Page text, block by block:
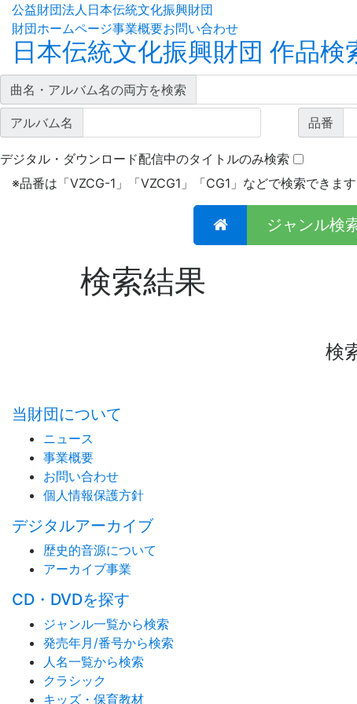
公益財団法人日本伝統文化振興財団
財団ホームページ事業概要お問い合わせ
日本伝統文化振興財団 作品検
曲名・アルバム名の両方を検索
アルバム名 品番
デジタル・ダウンロード配信中のタイトルのみ検索
※品番は「VZCG-1」「VZCG1」「CG1」などで検索できます
ジャンル検
検索結果
検
当財団について
ニュース
事業概要
お問い合わせ
個人情報保護方針
デジタルアーカイブ
歴史的音源について
アーカイブ事業
CD・DVDを探す
ジャンル一覧から検索
発売年月/番号から検索
人名一覧から検索
クラシック
キッズ・保育教材